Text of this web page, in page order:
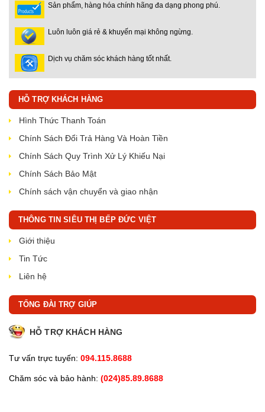
Sản phẩm, hàng hóa chính hãng đa dạng phong phú.
Luôn luôn giá rẻ & khuyến mại không ngừng.
Dịch vụ chăm sóc khách hàng tốt nhất.
HỖ TRỢ KHÁCH HÀNG
Hình Thức Thanh Toán
Chính Sách Đổi Trả Hàng Và Hoàn Tiền
Chính Sách Quy Trình Xử Lý Khiếu Nại
Chính Sách Bảo Mật
Chính sách vận chuyển và giao nhận
THÔNG TIN SIÊU THỊ BẾP ĐỨC VIỆT
Giới thiệu
Tin Tức
Liên hệ
TỔNG ĐÀI TRỢ GIÚP
HỖ TRỢ KHÁCH HÀNG
Tư vấn trực tuyến: 094.115.8688
Chăm sóc và bảo hành: (024)85.89.8688